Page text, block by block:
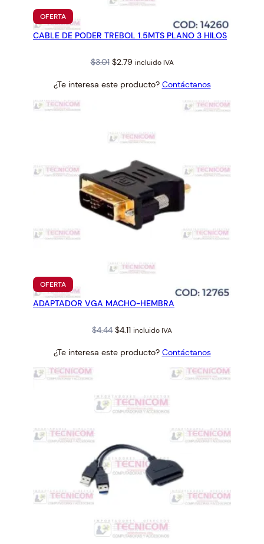
A
V
G
n
t
d
OFERTAPRODUCTO
EN
OFERTA
CABLE DE PODER TREBOL 1.5MTS PLANO 3 HILOS
$3.01 Original
was:
$2.79Current
is:
incluido IVA
¿Te interesa este producto? Contáctanos
OFERTAPRODUCTO
EN
OFERTA
ADAPTADOR VGA MACHO-HEMBRA
$4.44 Original
was:
$4.11Current
is:
incluido IVA
¿Te interesa este producto? Contáctanos